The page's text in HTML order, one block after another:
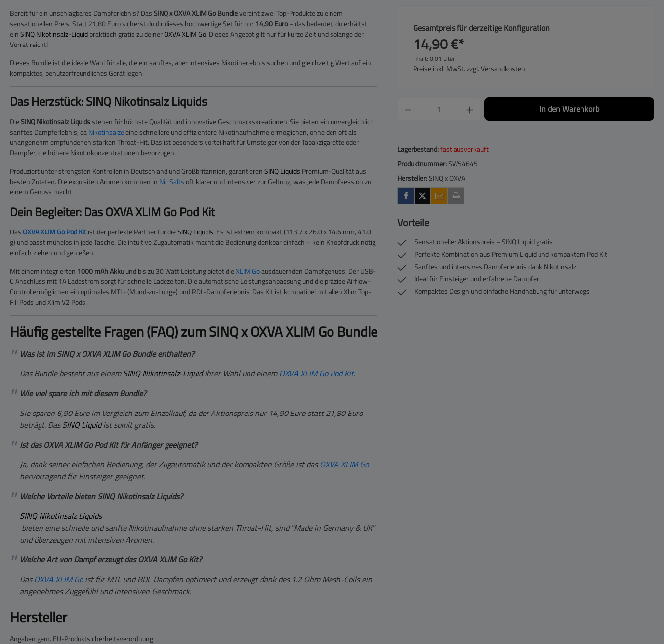
Großbritannien, beides Zentren für höchste
Sorgfalt garantiert Ihnen ein durchweg reines und
SINQ Liquids ist so vielfältig wie anspruchsvoll.
Meisterhafte Aroma-Kompositionen, oft basierend
Entdecken Sie die gesamte Bandbreite: Arizona
Charakter klassischer Cola. Evermint: Ein
kraftvoller Minz-Kick, belebt durch einen spritzigen
Zitrus-Twist. Forbidden Lychee: Exotische, süße
Litschi mit einem kühlen, erfrischenden Abgang.
Gooseberry Ice: Die ungewöhnliche Kombination
aus säuerlicher Stachelbeere und süßer Erdbeere,
gekühlt serviert. Lemon After Lime: Maximal
Gesamtpreis für derzeitige Konfiguration
14,90 €*
Inhalt: 0.01 Liter
Preise inkl. MwSt. zzgl. Versandkosten
In den Warenkorb
Lagerbestand:fast ausverkauft
Produktnummer:SW54645
Hersteller:SINQ x OXVA
Vorteile
Sensationeller Aktionspreis – SINQ Liquid gratis
Perfekte Kombination aus Premium Liquid und kompaktem Pod Kit
Sanftes und intensives Dampferlebnis dank Nikotinsalz
Ideal für Einsteiger und erfahrene Dampfer
Kompaktes Design und einfache Handhabung für unterwegs
Bereit für ein unschlagbares Dampferlebnis? DasSINQ x OXVA XLIM Go Bundlevereint zwei Top-Produkte zu einem
sensationellen Preis. Statt 21,80 Euro sicherst du dir dieses hochwertige Set für nur14,90 Euro– das bedeutet, du erhältst
einSINQ Nikotinsalz-Liquidpraktisch gratis zu deinerOXVA XLIM Go. Dieses Angebot gilt nur für kurze Zeit und solange der
Vorrat reicht!
Dieses Bundle ist die ideale Wahl für alle, die ein sanftes, aber intensives Nikotinerlebnis suchen und gleichzeitig Wert auf ein
kompaktes, benutzerfreundliches Gerät legen.
Das Herzstück: SINQ Nikotinsalz Liquids
DieSINQ Nikotinsalz Liquidsstehen für höchste Qualität und innovative Geschmackskreationen. Sie bieten ein unvergleichlich
sanftes Dampferlebnis, daNikotinsalzeeine schnellere und effizientere Nikotinaufnahme ermöglichen, ohne den oft als
unangenehm empfundenen starken Throat-Hit. Das ist besonders vorteilhaft für Umsteiger von der Tabakzigarette oder
Dampfer, die höhere Nikotinkonzentrationen bevorzugen.
Produziert unter strengsten Kontrollen in Deutschland und Großbritannien, garantierenSINQ Liquids Premium-Qualität aus
besten Zutaten. Die exquisiten Aromen kommen in Nic Saltsoft klarer und intensiver zur Geltung, was jede Dampfsession zu
einem Genuss macht.
Dein Begleiter: Das OXVA XLIM Go Pod Kit
Das OXVA XLIM Go Pod Kitist der perfekte Partner für dieSINQ Liquids. Es ist extrem kompakt (113.7 x 26.0 x 14.6 mm, 41.0
g) und passt mühelos in jede Tasche. Die intuitive Zugautomatik macht die Bedienung denkbar einfach – kein Knopfdruck nötig,
einfach ziehen und genießen.
Mit einem integrierten 1000 mAh Akkuund bis zu 30 Watt Leistung bietet dieXLIM Goausdauernden Dampfgenuss. Der USB-
C Anschluss mit 1A Ladestrom sorgt für schnelle Ladezeiten. Die automatische Leistungsanpassung und die präzise Airflow-
Control ermöglichen ein optimales MTL- (Mund-zu-Lunge) und RDL-Dampferlebnis. Das Kit ist kompatibel mit allen Xlim Top-
Fill Pods und Xlim V2 Pods.
Häufig gestellte Fragen (FAQ) zum SINQ x OXVA XLIM Go Bundle
Was ist im SINQ x OXVA XLIM Go Bundle enthalten?
Das Bundle besteht aus einemSINQ Nikotinsalz-LiquidIhrer Wahl und einem OXVA XLIM Go Pod Kit.
Wie viel spare ich mit diesem Bundle?
Sie sparen 6,90 Euro im Vergleich zum Einzelkauf, da der Aktionspreis nur 14,90 Euro statt 21,80 Euro
beträgt. DasSINQ Liquidist somit gratis.
Ist das OXVA XLIM Go Pod Kit für Anfänger geeignet?
Ja, dank seiner einfachen Bedienung, der Zugautomatik und der kompakten Größe ist dasOXVA XLIM Go
hervorragend für Einsteiger geeignet.
Welche Vorteile bieten SINQ Nikotinsalz Liquids?
SINQ Nikotinsalz Liquids
bieten eine schnelle und sanfte Nikotinaufnahme ohne starken Throat-Hit, sind "Made in Germany & UK"
und überzeugen mit intensiven Aromen.
Welche Art von Dampf erzeugt das OXVA XLIM Go Kit?
DasOXVA XLIM Goist für MTL und RDL Dampfen optimiert und erzeugt dank des 1.2 Ohm Mesh-Coils ein
angenehmes Zuggefühl und intensiven Geschmack.
Hersteller
Angaben gem. EU-Produktsicherheitsverordnung